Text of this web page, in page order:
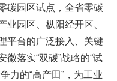
园区试点，全省零碳
业园区、枞阳经开区、
平台的广泛接入、关键
落实“双碳”战略的“试
力的“高产田”，为工业